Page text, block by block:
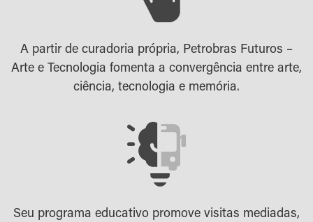
A partir de curadoria própria, Petrobras Futuros –
Arte e Tecnologia fomenta a convergência entre arte,
ciência, tecnologia e memória.
Seu programa educativo promove visitas mediadas,